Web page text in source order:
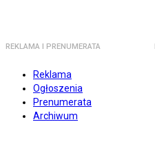
REKLAMA I PRENUMERATA
Reklama
Ogłoszenia
Prenumerata
Archiwum